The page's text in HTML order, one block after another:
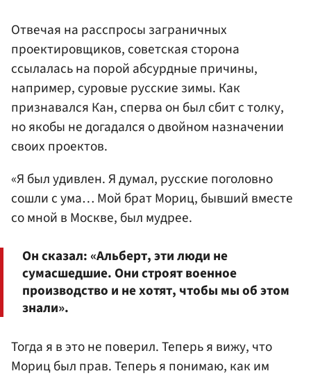
Отвечая на расспросы заграничных
проектировщиков, советская сторона
ссылалась на порой абсурдные причины,
например, суровые русские зимы. Как
признавался Кан, сперва он был сбит с толку,
но якобы не догадался о двойном назначении
своих проектов.
«Я был удивлен. Я думал, русские поголовно
сошли с ума… Мой брат Мориц, бывший вместе
со мной в Москве, был мудрее.
Он сказал: «Альберт, эти люди не
сумасшедшие. Они строят военное
производство и не хотят, чтобы мы об этом
знали».
Тогда я в это не поверил. Теперь я вижу, что
Мориц был прав. Теперь я понимаю, как им